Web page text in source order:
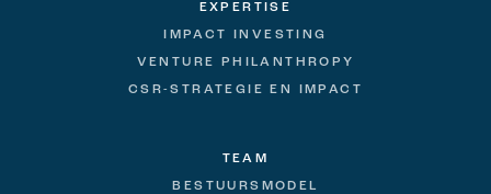
EXPERTISE
IMPACT INVESTING
VENTURE PHILANTHROPY
CSR-STRATEGIE EN IMPACT
TEAM
BESTUURSMODEL